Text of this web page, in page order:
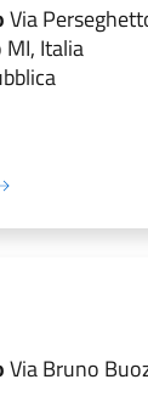
Via
MI, Italia
Via Bruno